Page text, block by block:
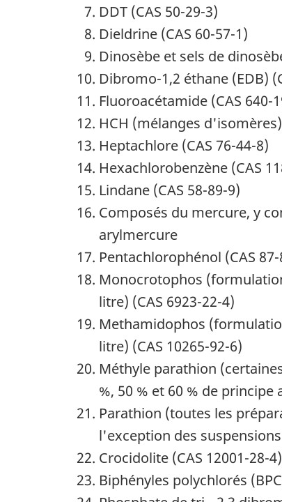
DDT (CAS 50-29-3)
Dieldrine (CAS 60-57-1)
Dinosèbe et sels de
Dibromo-1,2 éthane (EDB)
Fluoroacétamide (CAS 640-
HCH (mélanges
Heptachlore (CAS 76-44-8)
Hexachlorobenzène (CAS
Lindane (CAS 58-89-9)
Composés du mercure, y
arylmercure
Pentachlorophénol (CAS
Monocrotophos
litre) (CAS 6923-22-4)
Methamidophos
litre) (CAS 10265-92-6)
Méthyle parathion
%, 50 % et 60 % de
Parathion (toutes les
l'exception des
Crocidolite (CAS 12001-28-4)
Biphényles polychlorés